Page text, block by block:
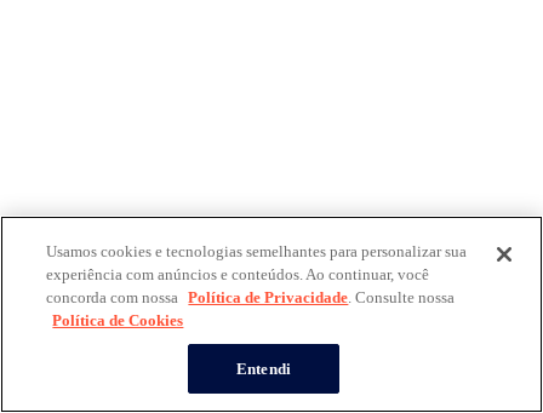
Usamos cookies e tecnologias semelhantes para personalizar sua
experiência com anúncios e conteúdos. Ao continuar, você
concorda com nossa Política de Privacidade. Consulte nossa
Política de Cookies
Entendi